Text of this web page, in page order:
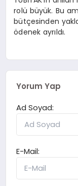
rolü büyük. Bu
bütçesinden
ödenek ayrıldı.
Yorum Yap
Ad Soyad:
E-Mail: